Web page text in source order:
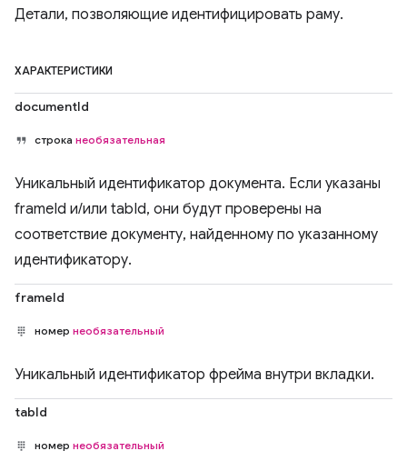
Детали, позволяющие идентифицировать раму.
ХАРАКТЕРИСТИКИ
documentId
строка необязательная
Уникальный идентификатор документа. Если указаны
frameId и/или tabId, они будут проверены на
соответствие документу, найденному по указанному
идентификатору.
frameId
номер необязательный
Уникальный идентификатор фрейма внутри вкладки.
tabId
номер необязательный